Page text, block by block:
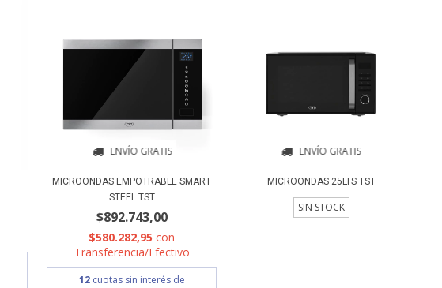
ENVÍO GRATIS
MICROONDAS EMPOTRABLE SMART
STEEL TST
$892.743,00
$580.282,95con
Transferencia/Efectivo
12 cuotas sin interés de
ENVÍO GRATIS
MICROONDAS 25LTS TST
SIN STOCK